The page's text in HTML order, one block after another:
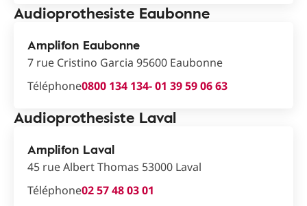
Audioprothesiste Eaubonne
Amplifon Eaubonne
7 rue Cristino Garcia 95600 Eaubonne
Téléphone0800 134 134- 01 39 59 06 63
Audioprothesiste Laval
Amplifon Laval
45 rue Albert Thomas 53000 Laval
Téléphone02 57 48 03 01